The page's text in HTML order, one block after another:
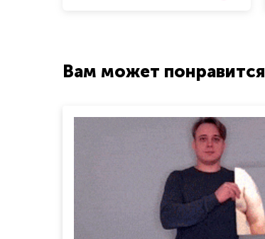
Вам может понравится